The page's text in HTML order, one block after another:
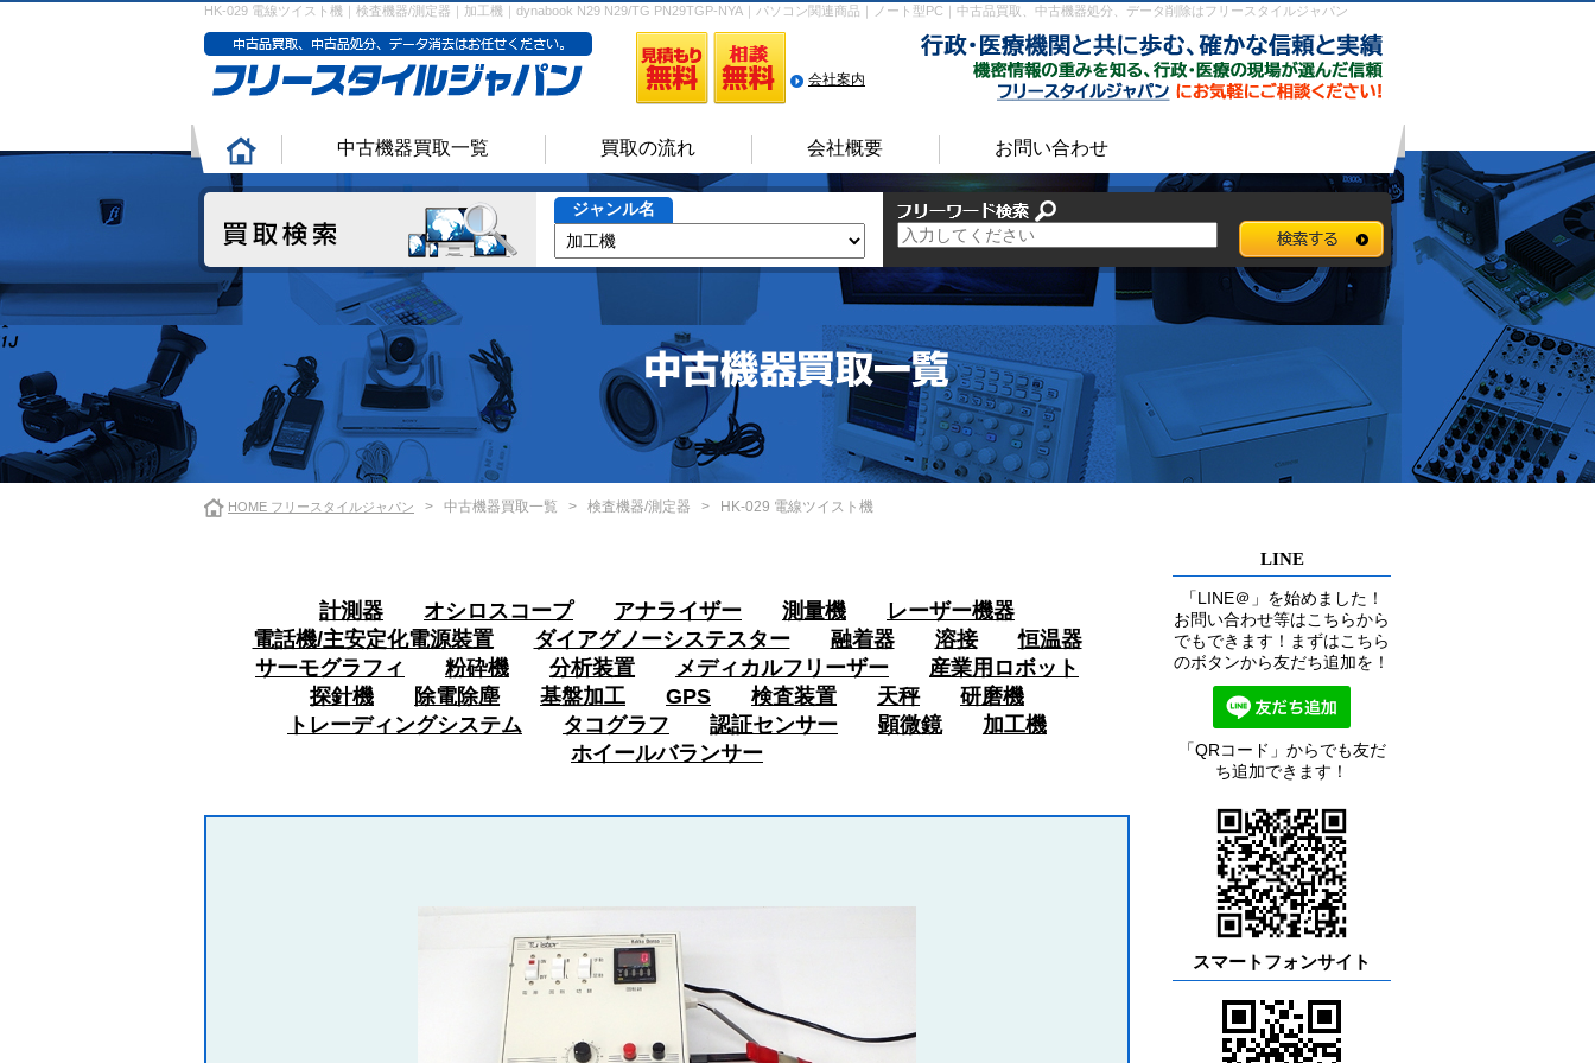
HK-029 電線ツイスト機｜検査機器/測定器｜加工機｜dynabook N29 N29/TG PN29TGP-NYA｜パソコン関連商品｜ノート型PC｜中古品買取、中古機器処分、データ削除はフリースタイルジャパン
会社案内
中古機器買取一覧 買取の流れ 会社概要 お問い合わせ
ジャンル名
HOME フリースタイルジャパン > 中古機器買取一覧 > 検査機器/測定器 > HK-029 電線ツイスト機
計測器 オシロスコープ アナライザー 測量機
レーザー機器
電話機/主安定化電源裝置
ダイアグノーシステスター 融着器 溶接
恒温器
サーモグラフィ
粉砕機 分析装置 メディカルフリーザー
産業用ロボット
探針機
除電除塵 基盤加工 GPS 検査装置 天秤
研磨機
トレーディングシステム
タコグラフ 認証センサー 顕微鏡
加工機
ホイールバランサー
LINE
「LINE＠」を始めました！
お問い合わせ等はこちらから
でもできます！まずはこちら
のボタンから友だち追加を！
「QRコード」からでも友だ
ち追加できます！
スマートフォンサイト